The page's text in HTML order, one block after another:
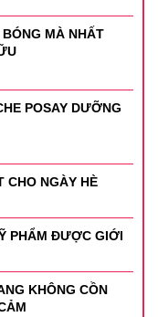
MÀ NHẤT
POSAY DƯỠNG
CHO NGÀY HÈ
PHẨM ĐƯỢC GIỚI